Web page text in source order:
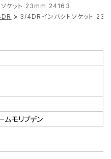
ケット 23mm 24163
> 3/4DRインパクトソケット
ムモリブデン